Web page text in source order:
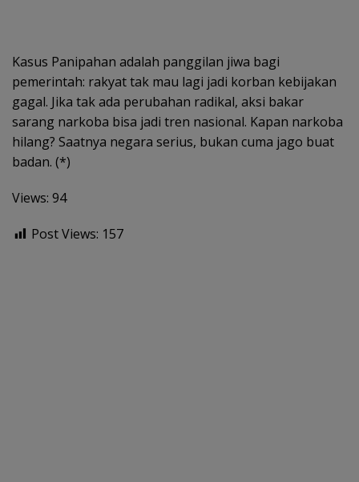
Kasus Panipahan adalah panggilan jiwa bagi
pemerintah: rakyat tak mau lagi jadi korban kebijakan
gagal. Jika tak ada perubahan radikal, aksi bakar
sarang narkoba bisa jadi tren nasional. Kapan narkoba
hilang? Saatnya negara serius, bukan cuma jago buat
badan. (*)
Views: 94
Post Views: 157